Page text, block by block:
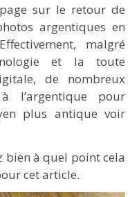
sur le retour de
argentiques en
malgré
et la toute
de nombreux
l’argentique pour
plus antique voir
bien à quel point cela
cet article.